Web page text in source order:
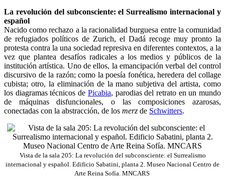
La revolución del subconsciente: el Surrealismo internacional y
español
Nacido como rechazo a la racionalidad burguesa entre la comunidad
de refugiados políticos de Zurich, el Dadá recoge muy pronto la
protesta contra la una sociedad represiva en diferentes contextos, a la
vez que plantea desafíos radicales a los medios y públicos de la
institución artística. Uno de ellos, la emancipación verbal del control
discursivo de la razón; como la poesía fonética, heredera del collage
cubista; otro, la eliminación de la mano subjetiva del artista, como
los diagramas técnicos de Picabia, parodias del retrato en un mundo
de máquinas disfuncionales, o las composiciones azarosas,
conectadas con la abstracción, de los merz de Schwitters.
Vista de la sala 205: La revolución del subconsciente: el Surrealismo
internacional y español. Edificio Sabatini, planta 2. Museo Nacional Centro de
Arte Reina Sofía. MNCARS